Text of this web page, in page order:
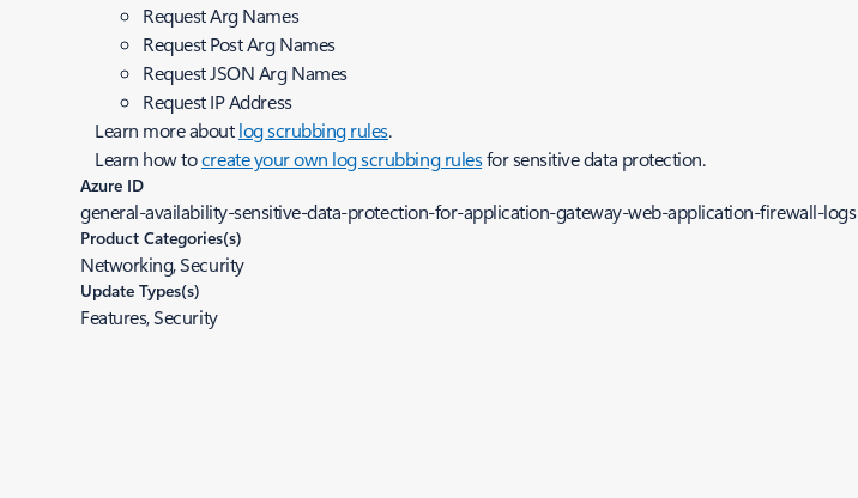
Request Arg Names
Request Post Arg Names
Request JSON Arg Names
Request IP Address
Learn more aboutlog scrubbing rules.
Learn how tocreate your own log scrubbing rulesfor sensitive data protection.
Azure ID
general-availability-sensitive-data-protection-for-application-gateway-web-application-firewall-logs
Product Categories(s)
Networking, Security
Update Types(s)
Features, Security